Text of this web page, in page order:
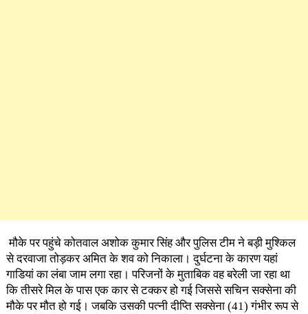
मौके पर पहुंचे कोतवाल अशोक कुमार सिंह और पुलिस टीम ने बड़ी मुश्किल
से दरवाजा तोड़कर अमित के शव को निकाला। दुर्घटना के कारण यहां
गाडियां का लंबा जाम लगा रहा। परिजनों के मुताबिक वह बरेली जा रहा था
कि तीसरे मिल के पास एक कार से टक्कर हो गई जिससे सचिन सक्सेना की
मौके पर मौत हो गई। जबकि उसकी पत्नी दीप्ति सक्सेना (41) गंभीर रूप से